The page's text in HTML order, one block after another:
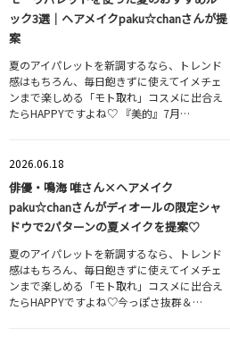
ック3選｜ヘアメイクpaku☆chanさんが提
案
夏のアイパレットを新調するなら、トレンド
感はもちろん、毎日飽きずに使えてイメチェ
ンまで楽しめる「モト取れ」コスメに出合え
たらHAPPYですよね♡ 『美的』7月…
2026.06.18
俳優・鳴海 唯さん×ヘアメイク
paku☆chanさんがディオールの限定シャ
ドウで2パターンの夏メイクを提案♡
夏のアイパレットを新調するなら、トレンド
感はもちろん、毎日飽きずに使えてイメチェ
ンまで楽しめる「モト取れ」コスメに出合え
たらHAPPYですよね♡今っぽさ抜群＆…